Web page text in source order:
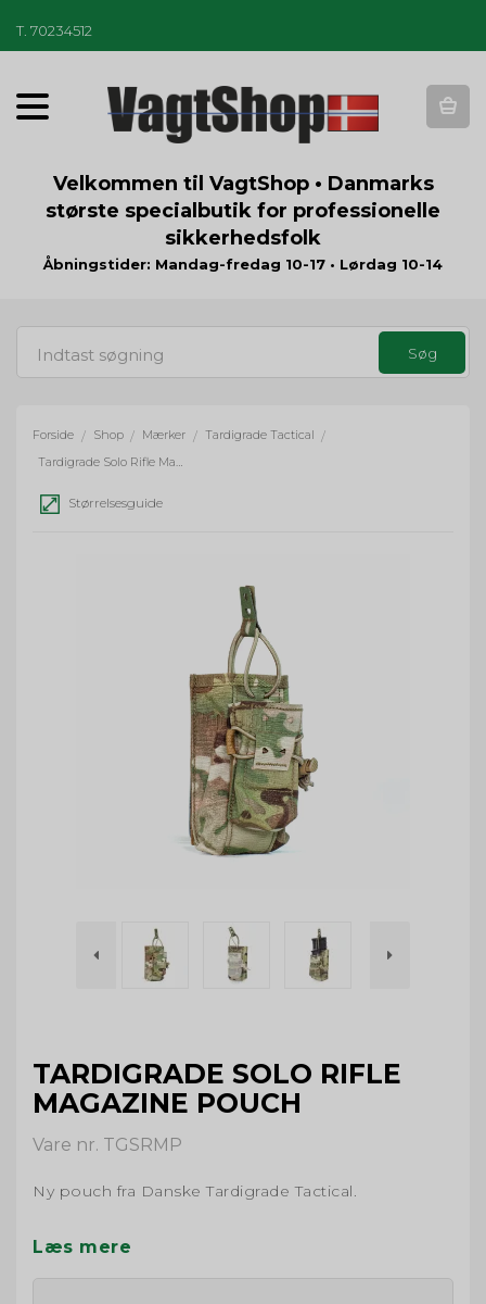
T 70234512
T
o
g
a
t
n
Velkommen til VagtShop • Danmarks
største specialbutik for professionelle
sikkerhedsfolk
Åbningstider: Mandag-fredag 10-17 • Lørdag 10-14
Forside / Shop / Mærker / Tardigrade Tactical /
Tardigrade Solo Rifle Magazine Pouch
Størrelsesguide
TARDIGRADE SOLO RIFLE
MAGAZINE POUCH
Vare nr. TGSRMP
Ny pouch fra Danske Tardigrade Tactical.
Læs mere